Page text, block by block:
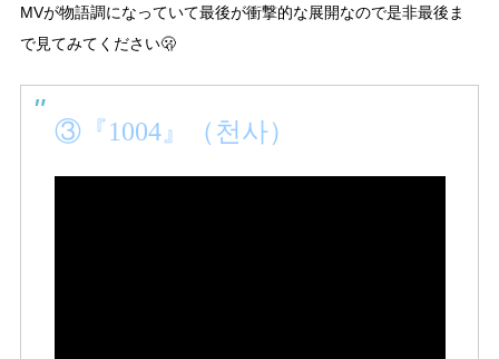
MVが物語調になっていて最後が衝撃的な展開なので是非最後ま
で見てみてください🫢
③『1004』（천사）